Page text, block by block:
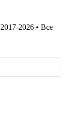
2026 • Все